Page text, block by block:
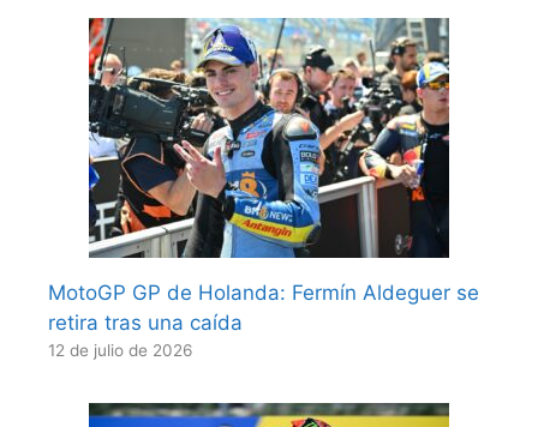
MotoGP GP de Holanda: Fermín Aldeguer se
retira tras una caída
12 de julio de 2026